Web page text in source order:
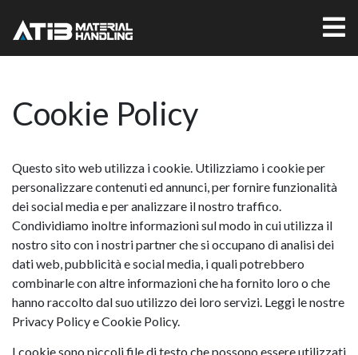
Cookie Policy
Questo sito web utilizza i cookie. Utilizziamo i cookie per
personalizzare contenuti ed annunci, per fornire funzionalità
dei social media e per analizzare il nostro traffico.
Condividiamo inoltre informazioni sul modo in cui utilizza il
nostro sito con i nostri partner che si occupano di analisi dei
dati web, pubblicità e social media, i quali potrebbero
combinarle con altre informazioni che ha fornito loro o che
hanno raccolto dal suo utilizzo dei loro servizi. Leggi le nostre
Privacy PolicyeCookie Policy.
I cookie sono piccoli file di testo che possono essere utilizzati